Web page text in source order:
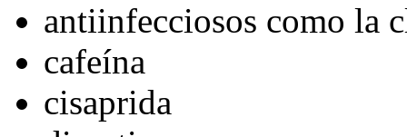
antiinfecciosos como la
cafeína
cisaprida